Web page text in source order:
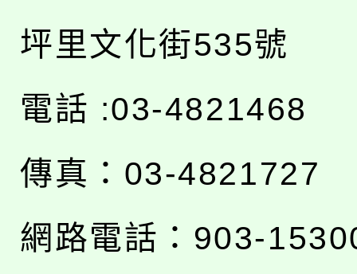
坪里文化街535號
電話 :03-4821468
傳真：03-4821727
網路電話：903-